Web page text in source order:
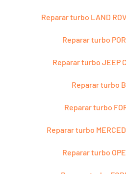
Reparar turbo LAND
Reparar turbo
Reparar turbo JEEP
Reparar turbo
Reparar turbo
Reparar turbo
Reparar turbo